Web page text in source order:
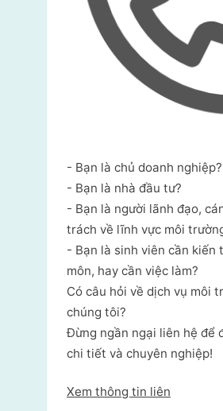
- Bạn là chủ doanh nghiệp?
- Bạn là nhà đầu tư?
- Bạn là người lãnh đạo,
trách về lĩnh vực môi
- Bạn là sinh viên cần kiến
môn, hay cần việc làm?
Có câu hỏi về dịch vụ môi
chúng tôi?
Đừng ngần ngại liên hệ để
chi tiết và chuyên nghiệp!
Xem thông tin liên